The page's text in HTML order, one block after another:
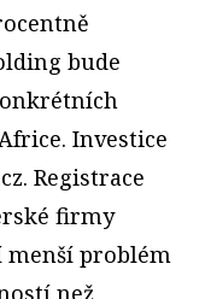
bude
Investice
Registrace
firmy
menší problém
než